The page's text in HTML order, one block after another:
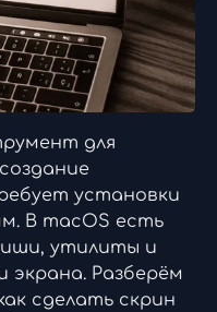
для
установки
В macOS есть
утилиты и
экрана. Разберём
сделать скрин